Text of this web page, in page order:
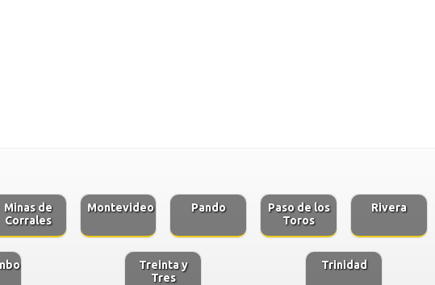
Minas de
Corrales
Montevideo Pando
Paso de los
Toros
Rivera
Treinta y
Tres
Trinidad